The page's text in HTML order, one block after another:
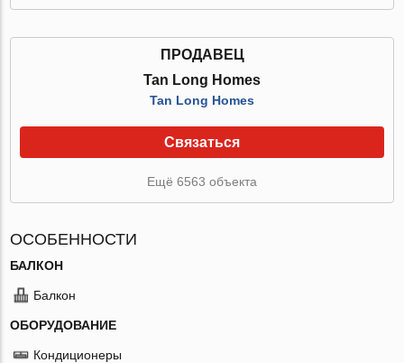
ПРОДАВЕЦ
Tan Long Homes
Tan Long Homes
Связаться
Ещё 6563 объекта
ОСОБЕННОСТИ
БАЛКОН
Балкон
ОБОРУДОВАНИЕ
Кондиционеры